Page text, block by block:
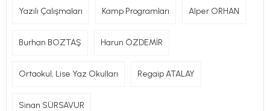
Yazılı Çalışmaları Kamp Programları Alper ORHAN
Burhan BOZTAŞ Harun ÖZDEMİR
Ortaokul, Lise Yaz Okulları Regaip ATALAY
Sinan SÜRSAVUR